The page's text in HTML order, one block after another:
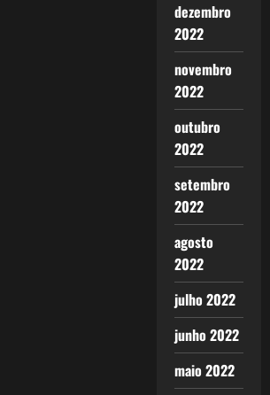
dezembro
2022
novembro
2022
outubro
2022
setembro
2022
agosto
2022
julho 2022
junho 2022
maio 2022